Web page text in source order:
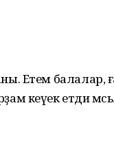
балалар,
етди